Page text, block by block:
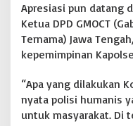
B
a
n
j
K
a
l
Apresiasi pun datang
Ketua DPD GMOCT
Ternama) Jawa
kepemimpinan
“Apa yang dilakukan
nyata polisi humanis
untuk masyarakat. Di